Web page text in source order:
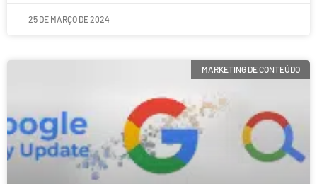
25 DE MARÇO DE 2024
MARKETING DE CONTEÚDO